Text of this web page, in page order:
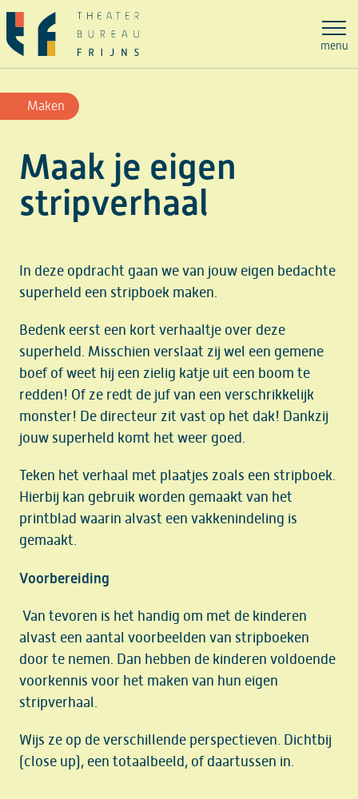
Ga
naar
de
inhoud
menu
Maak je eigen
stripverhaal
Maken
In deze opdracht gaan we van jouw eigen bedachte
superheld een stripboek maken.
Bedenk eerst een kort verhaaltje over deze
superheld. Misschien verslaat zij wel een gemene
boef of weet hij een zielig katje uit een boom te
redden! Of ze redt de juf van een verschrikkelijk
monster! De directeur zit vast op het dak! Dankzij
jouw superheld komt het weer goed.
Teken het verhaal met plaatjes zoals een stripboek.
Hierbij kan gebruik worden gemaakt van het
printblad waarin alvast een vakkenindeling is
gemaakt.
Voorbereiding
Van tevoren is het handig om met de kinderen
alvast een aantal voorbeelden van stripboeken
door te nemen. Dan hebben de kinderen voldoende
voorkennis voor het maken van hun eigen
stripverhaal.
Wijs ze op de verschillende perspectieven. Dichtbij
(close up), een totaalbeeld, of daartussen in.